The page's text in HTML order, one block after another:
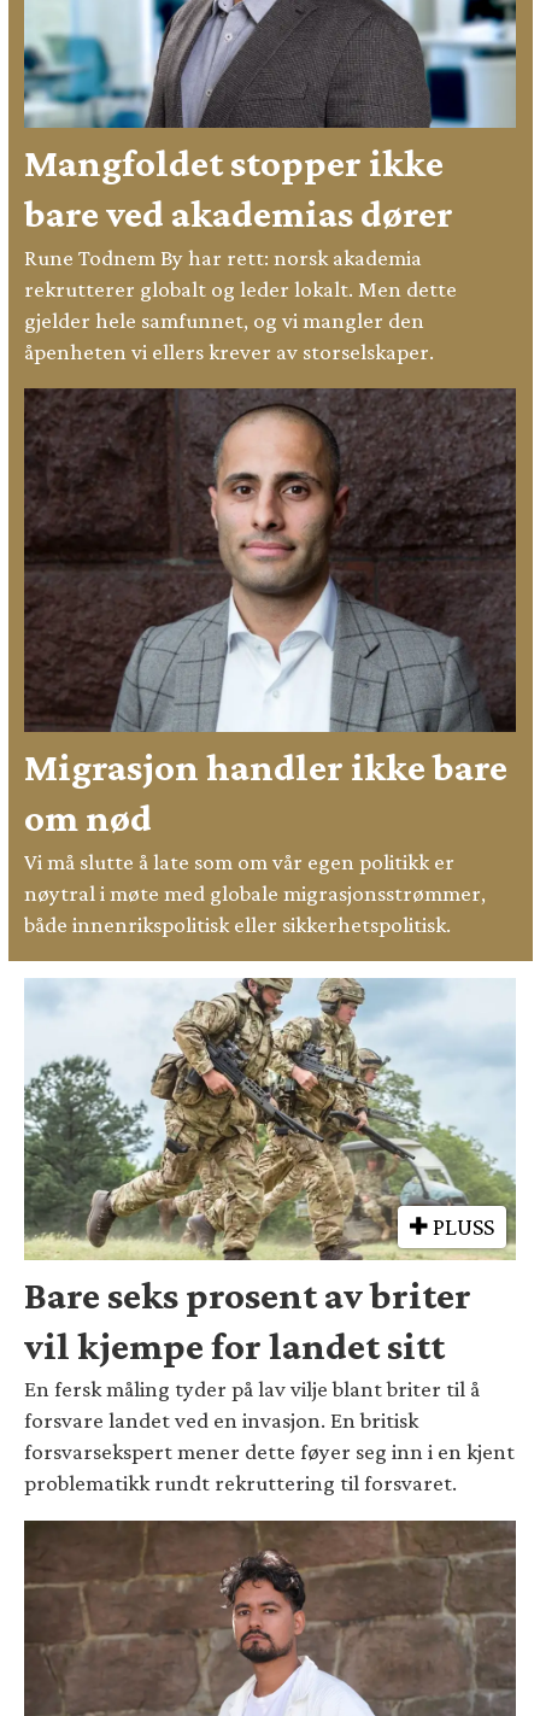
Mangfoldet stopper ikke
bare ved akademias dører
Rune Todnem By har rett: norsk akademia
rekrutterer globalt og leder lokalt. Men dette
gjelder hele samfunnet, og vi mangler den
åpenheten vi ellers krever av storselskaper.
Migrasjon handler ikke bare
om nød
Vi må slutte å late som om vår egen politikk er
nøytral i møte med globale migrasjonsstrømmer,
både innenrikspolitisk eller sikkerhetspolitisk.
PLUSS
Bare seks prosent av briter
vil kjempe for landet sitt
En fersk måling tyder på lav vilje blant briter til å
forsvare landet ved en invasjon. En britisk
forsvarsekspert mener dette føyer seg inn i en kjent
problematikk rundt rekruttering til forsvaret.